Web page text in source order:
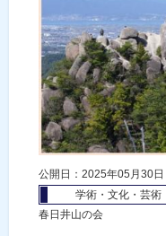
公開日：2025年05月30日
学術・文化・芸術
春日井山の会